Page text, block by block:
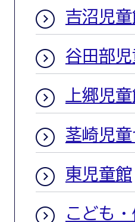
吉沼児
谷田部
上郷児
茎崎児
東児童館
こども